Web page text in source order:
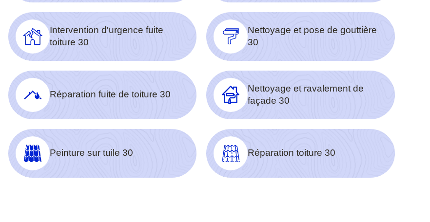
Intervention d'urgence fuite
toiture 30
Nettoyage et pose de gouttière
30
Réparation fuite de toiture 30
Nettoyage et ravalement de
façade 30
Peinture sur tuile 30 Réparation toiture 30